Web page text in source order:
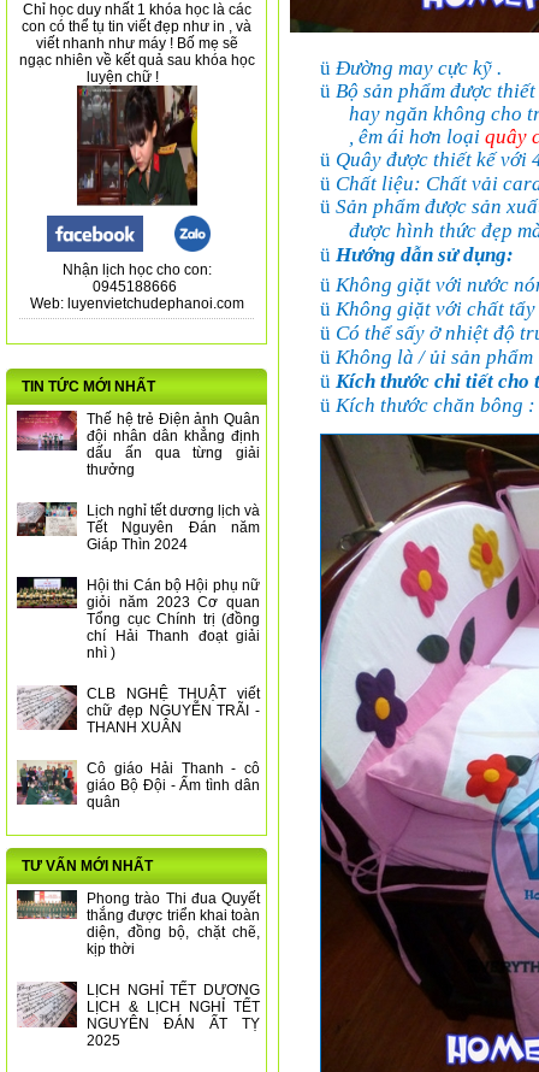
Chỉ học duy nhất 1 khóa học là các
con có thể tụ tin viết đẹp như in , và
viết nhanh như máy ! Bố mẹ sẽ
ngạc nhiên về kết quả sau khóa học
luyện chữ !
Nhận lịch học cho con:
0945188666
Web: luyenvietchudephanoi.com
TIN TỨC MỚI NHẤT
Thế hệ trẻ Điện ảnh Quân
đội nhân dân khẳng định
dấu ấn qua từng giải
thưởng
Lịch nghỉ tết dương lịch và
Tết Nguyên Đán năm
Giáp Thìn 2024
Hội thi Cán bộ Hội phụ nữ
giỏi năm 2023 Cơ quan
Tổng cục Chính trị (đồng
chí Hải Thanh đoạt giải
nhì )
CLB NGHỆ THUẬT viết
chữ đẹp NGUYỄN TRÃI -
THANH XUÂN
Cô giáo Hải Thanh - cô
giáo Bộ Đội - Ấm tình dân
quân
TƯ VẤN MỚI NHẤT
Phong trào Thi đua Quyết
thắng được triển khai toàn
diện, đồng bộ, chặt chẽ,
kịp thời
LỊCH NGHỈ TẾT DƯƠNG
LỊCH & LỊCH NGHỈ TẾT
NGUYÊN ĐÁN ẤT TỴ
2025
ü Đường may cực kỹ .
ü Bộ sản phẩm được
hay ngăn không cho
, êm ái hơn loại quây
ü Quây được thiết kế với
ü Chất liệu: Chất vải
ü Sản phẩm được sản
được hình thức đẹp
ü Hướng dẫn sử dụng:
ü Không giặt với nước
ü Không giặt với chất tẩy
ü Có thể sấy ở nhiệt độ
ü Không là / ủi sản phẩm
ü Kích thước chi tiết cho
ü Kích thước chăn bông :